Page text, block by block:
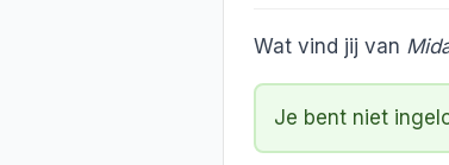
Wat vind jij van
Je bent niet